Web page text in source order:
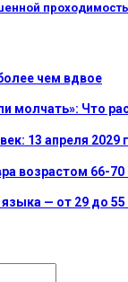
чем вдвое
молчать»: Что
13 апреля
возрастом 66-
— от 29 до 55